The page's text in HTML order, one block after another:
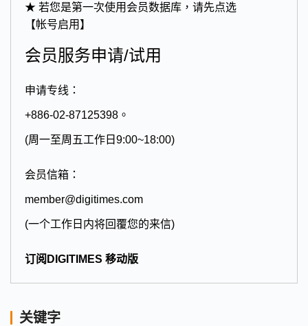
★ 若您是第一次使用会员数据库，请先点选
【帐号启用】
会员服务申请/试用
申请专线：
+886-02-87125398。
(周一至周五工作日9:00~18:00)
会员信箱：
member@digitimes.com
(一个工作日内将回覆您的来信)
订阅DIGITIMES 移动版
关键字